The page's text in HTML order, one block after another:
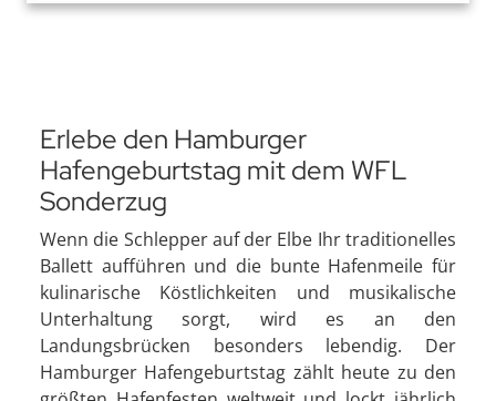
Erlebe den Hamburger
Hafengeburtstag mit dem WFL
Sonderzug
Wenn die Schlepper auf der Elbe Ihr traditionelles
Ballett aufführen und die bunte Hafenmeile für
kulinarische Köstlichkeiten und musikalische
Unterhaltung sorgt, wird es an den
Landungsbrücken besonders lebendig. Der
Hamburger Hafengeburtstag zählt heute zu den